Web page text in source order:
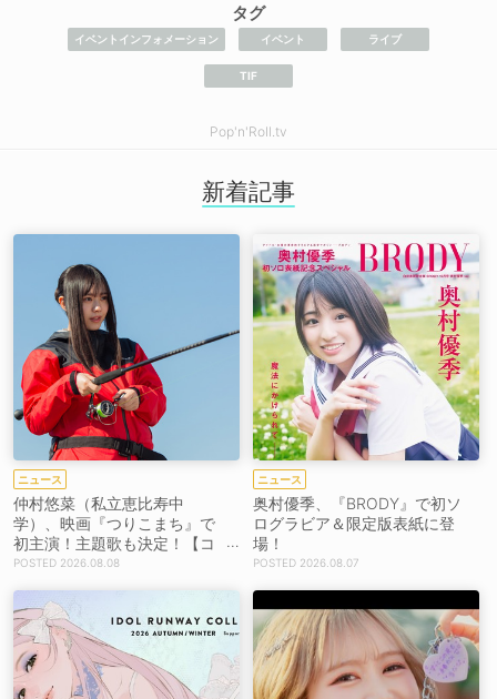
タグ
イベントインフォメーション イベント ライブ
TIF
Pop'n'Roll.tv
新着記事
ニュース
仲村悠菜（私立恵比寿中
学）、映画『つりこまち』で
初主演！主題歌も決定！【コ
メントあり】
2026.08.08
ニュース
奥村優季、『BRODY』で初ソ
ログラビア＆限定版表紙に登
場！
2026.08.07